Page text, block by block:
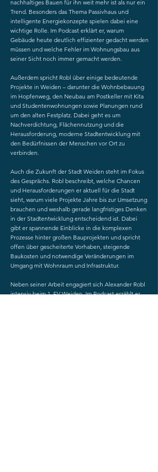
nachhaltiges Bauen für ihn weit mehr ist als nur ein
Trend. Besonders das Thema Passivhaus und
intelligente Energiekonzepte spielen dabei eine
wichtige Rolle. Im Podcast erklärt er, warum
Gebäude heute deutlich effizienter gedacht werden
müssen und welche Fehler im Wohnungsbau aus
seiner Sicht noch immer gemacht werden.
Außerdem spricht Robl über einige bedeutende
Projekte in Weiden – darunter die Wohnbebauung
im Hopfenweg, den Neubau am Postkeller mit Kita
und Studentenwohnungen sowie Planungen rund
um den alten Festplatz. Dabei geht es um
Nachverdichtung, Flächennutzung und die
Herausforderung, moderne Stadtentwicklung mit
den Bedürfnissen der Menschen vor Ort zu
verbinden.
Auch die Zukunft der Stadt Weiden steht im Fokus
des Gesprächs. Robl beschreibt, welche Chancen
und Herausforderungen er aktuell für die Stadt
sieht, warum viele Projekte Jahre bis zur Umsetzung
brauchen und weshalb gerade langfristiges Denken
in der Stadtentwicklung entscheidend ist. Dabei
gibt er spannende Einblicke in die komplexen
Prozesse hinter großen Bauprojekten und spricht
offen über gescheiterte Vorhaben, steigende
Baukosten und notwendige Veränderungen im
Umgang mit Wohnraum und Infrastruktur.
Neben seiner Arbeit engagiert sich Alexander Robl
intensiv beim 1. EV Weiden. Im Podcast erzählt er,